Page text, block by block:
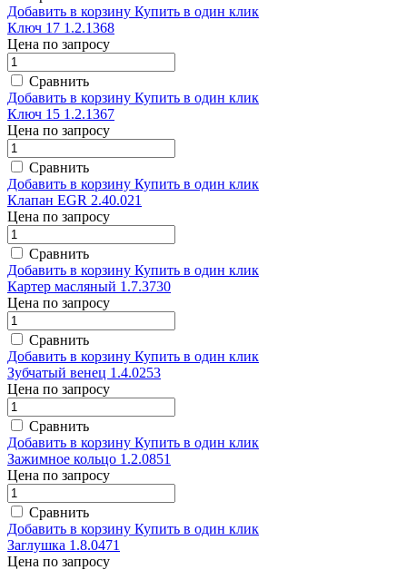
Добавить в корзину Купить в один клик
Ключ 17 1.2.1368
Цена по запросу
Сравнить
Добавить в корзину Купить в один клик
Ключ 15 1.2.1367
Цена по запросу
Сравнить
Добавить в корзину Купить в один клик
Клапан EGR 2.40.021
Цена по запросу
Сравнить
Добавить в корзину Купить в один клик
Картер масляный 1.7.3730
Цена по запросу
Сравнить
Добавить в корзину Купить в один клик
Зубчатый венец 1.4.0253
Цена по запросу
Сравнить
Добавить в корзину Купить в один клик
Зажимное кольцо 1.2.0851
Цена по запросу
Сравнить
Добавить в корзину Купить в один клик
Заглушка 1.8.0471
Цена по запросу